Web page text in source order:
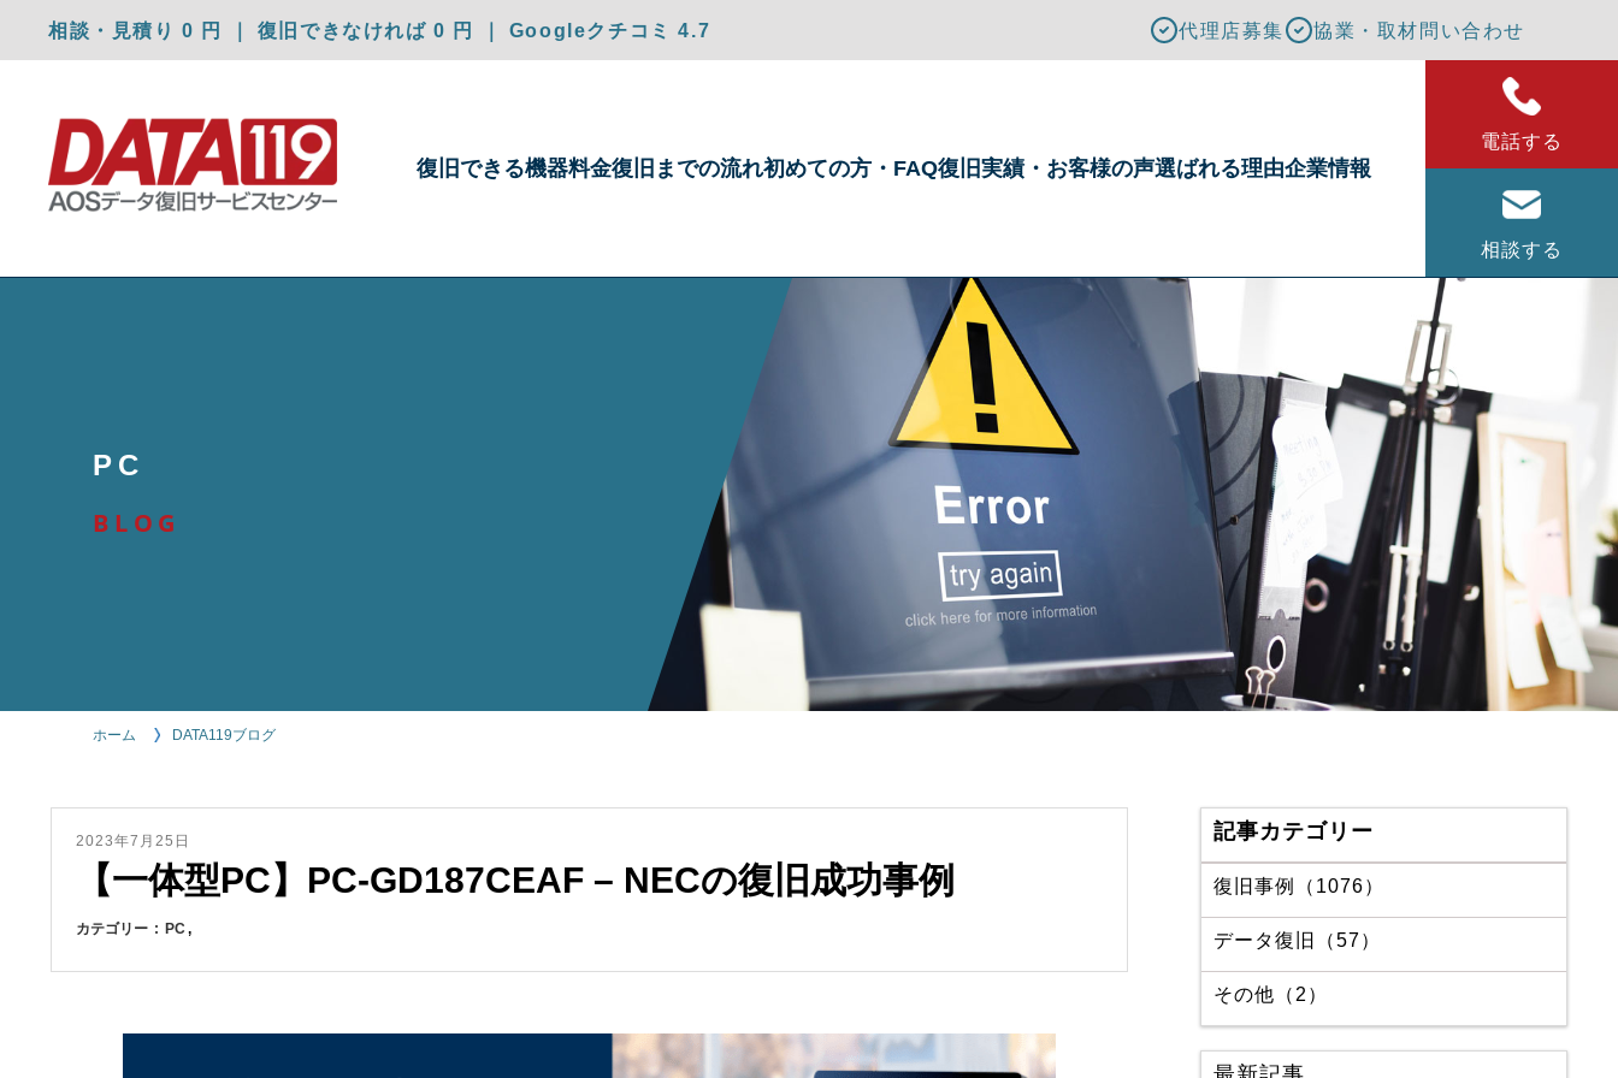
相談・見積り 0 円 ｜ 復旧できなければ 0 円 ｜ Googleクチコミ 4.7 代理店募集 協業・取材問い合わせ
復旧できる機器料金復旧までの流れ初めての方・ FAQ復旧実績・ お客様の声選ばれる理由企業情報
電話する
相談する
PC
BLOG
ホーム DATA119ブログ
2023年7月25日
【一体型PC】PC-GD187CEAF – NECの復旧成功事例
カテゴリー PC
記事カテゴリー
復旧事例（1076）
データ復旧（57）
その他（2）